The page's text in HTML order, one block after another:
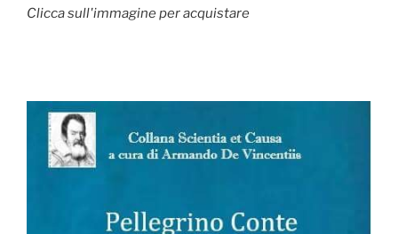
Clicca sull'immagine per acquistare